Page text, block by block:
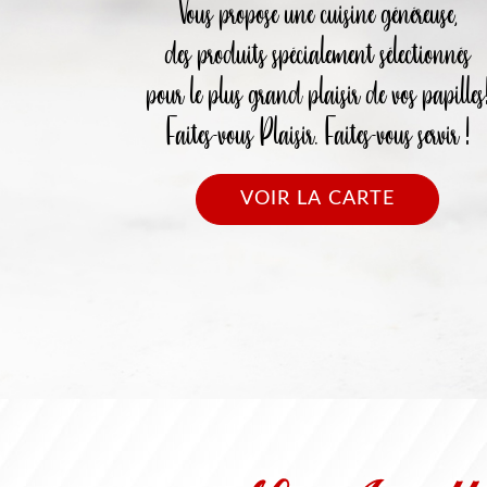
Vous propose une cuisine généreuse,
des produits spécialement sélectionnés
pour le plus grand plaisir de vos
Faites-vous Plaisir. Faites-vous servir !
VOIR LA CARTE